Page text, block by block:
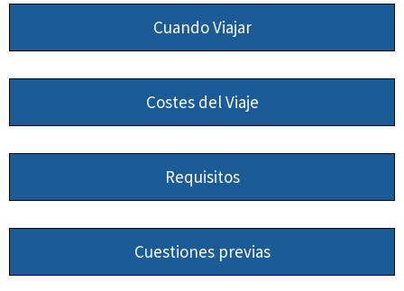
Cuando Viajar
Costes del Viaje
Requisitos
Cuestiones previas